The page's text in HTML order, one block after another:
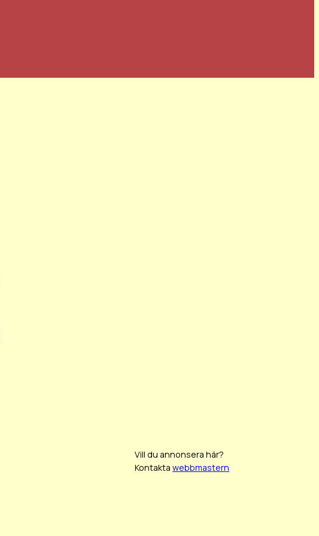
Vill du annonsera här?
Kontakta webbmastern